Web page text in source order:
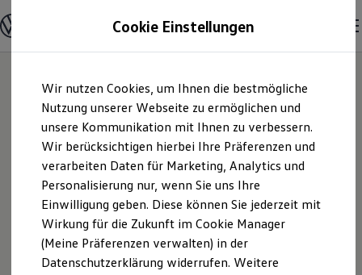
Hauptinhalt
springen
Footer
springen
Modelle und Konfigurator
Konfigurator
Modelle vergleichen
Elektroautos
ENERGY Sondermodelle
Nutzfahrzeuge
SUV und CUV
Familienautos
Kombis
Kompaktwagen
Sportwagen
Schnell verfügbare Fahrzeuge
Angebote und Produkte
Aktuelle Angebote
E-Auto-Förderung
Volkswagen Marktplatz
Autohaus Pretz
GmbH | Impressum
& Rechtliches
Hier finden Sie Informationen über uns
Cookie Einstellungen
Wir nutzen Cookies, um Ihnen die bestmögliche
Nutzung unserer Webseite zu ermöglichen und
unsere Kommunikation mit Ihnen zu verbessern.
Wir berücksichtigen hierbei Ihre Präferenzen und
verarbeiten Daten für Marketing, Analytics und
Personalisierung nur, wenn Sie uns Ihre
Einwilligung geben. Diese können Sie jederzeit mit
Wirkung für die Zukunft im Cookie Manager
(Meine Präferenzen verwalten) in der
Datenschutzerklärung widerrufen. Weitere